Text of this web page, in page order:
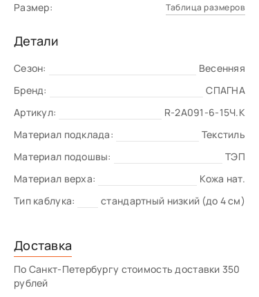
Размер: Таблица размеров
Детали
Сезон:
Весенняя
Бренд:
СПАГНА
Артикул:
R-2A091-6-15Ч.К
Материал подклада:
Текстиль
Материал подошвы:
ТЭП
Материал верха:
Кожа нат.
Тип каблука:
стандартный низкий (до 4 см)
Доставка
По Санкт-Петербургу стоимость доставки 350
рублей